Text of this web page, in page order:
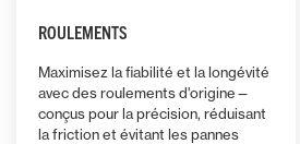
ROULEMENTS
Maximisez la fiabilité et la longévité
avec des roulements d'origine—
conçus pour la précision, réduisant
la friction et évitant les pannes